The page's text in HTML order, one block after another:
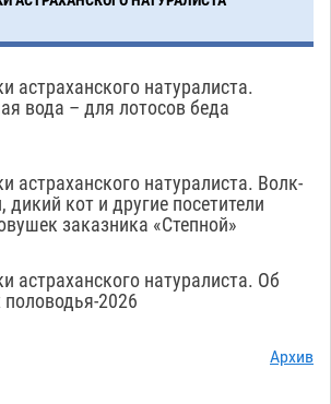
астраханского натуралиста.
вода – для лотосов беда
астраханского натуралиста. Волк-
дикий кот и другие посетители
заказника «Степной»
астраханского натуралиста. Об
половодья-2026
Архив